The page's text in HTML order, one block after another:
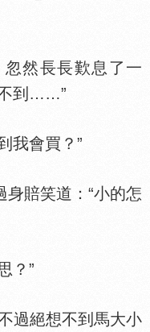
然長長歎息了一
不到……”
會買？”
賠笑道：“小的怎
？”
絕想不到馬大小